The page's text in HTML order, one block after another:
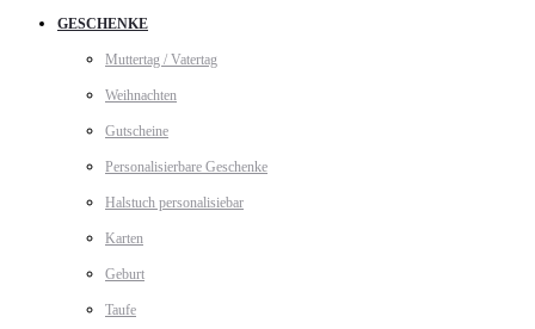
GESCHENKE
Muttertag / Vatertag
Weihnachten
Gutscheine
Personalisierbare Geschenke
Halstuch personalisiebar
Karten
Geburt
Taufe